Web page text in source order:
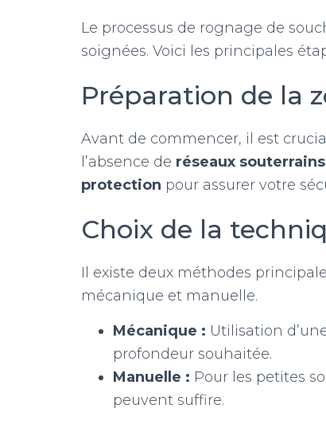
Le processus de rognage de
soignées. Voici les principales
Préparation de la
Avant de commencer, il est
l’absence de réseaux souterrains
protection pour assurer votre
Choix de la
Il existe deux méthodes
mécanique et manuelle.
Mécanique : Utilisation
profondeur souhaitée.
Manuelle : Pour les petites
peuvent suffire.